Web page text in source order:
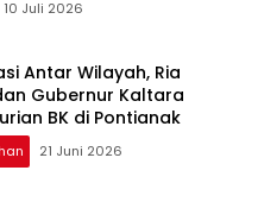
10 Juli 2026
Antar Wilayah, Ria
Gubernur Kaltara
BK di Pontianak
21 Juni 2026